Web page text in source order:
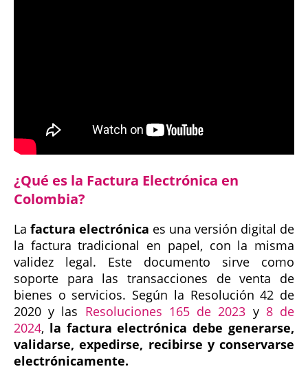
¿Qué es la Factura Electrónica en
Colombia?
La factura electrónica es una versión digital de
la factura tradicional en papel, con la misma
validez legal. Este documento sirve como
soporte para las transacciones de venta de
bienes o servicios. Según la Resolución 42 de
2020 y las Resoluciones 165 de 2023 y 8 de
2024, la factura electrónica debe generarse,
validarse, expedirse, recibirse y conservarse
electrónicamente.